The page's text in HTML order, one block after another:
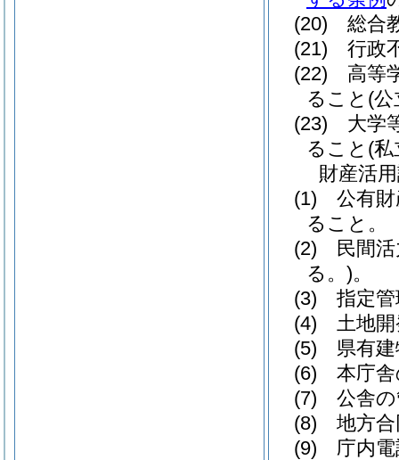
(20) 総合
(21) 行政
(22) 高等
ること (
(23) 大学
ること (
財産活
(1) 公有財
ること。
(2) 民間活
る。)。
(3) 指定管
(4) 土地開
(5) 県有建
(6) 本庁舎
(7) 公舎の
(8) 地方合
(9) 庁内電